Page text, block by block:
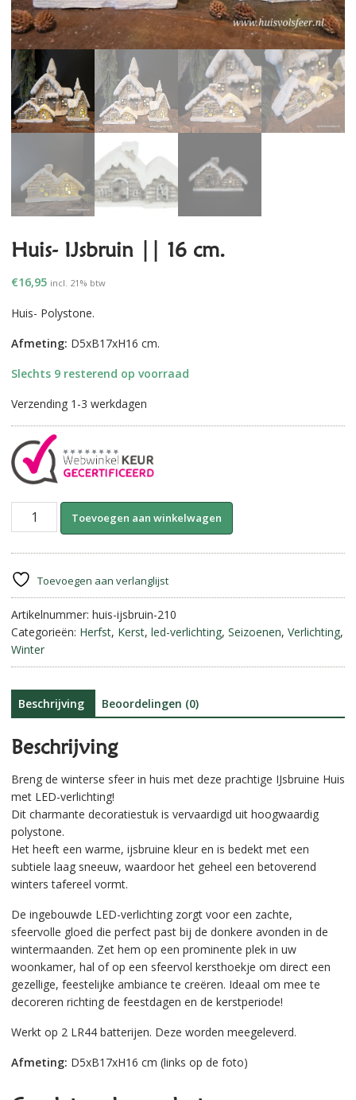
Huis- IJsbruin || 16 cm.
€16,95 incl. 21% btw
Huis- Polystone.
Afmeting: D5xB17xH16 cm.
Slechts 9 resterend op voorraad
Verzending 1-3 werkdagen
Huis-
IJsbruin
cm.
aantal
Toevoegen aan winkelwagen
n
t
v
Toevoegen aan verlanglijst
Artikelnummer: huis-ijsbruin-210
Categorieën: Herfst, Kerst, led-verlichting, Seizoenen, Verlichting,
Winter
Beschrijving Beoordelingen (0)
Beschrijving
Breng de winterse sfeer in huis met deze prachtige IJsbruine Huis
met LED-verlichting!
Dit charmante decoratiestuk is vervaardigd uit hoogwaardig
polystone.
Het heeft een warme, ijsbruine kleur en is bedekt met een
subtiele laag sneeuw, waardoor het geheel een betoverend
winters tafereel vormt.
De ingebouwde LED-verlichting zorgt voor een zachte,
sfeervolle gloed die perfect past bij de donkere avonden in de
wintermaanden. Zet hem op een prominente plek in uw
woonkamer, hal of op een sfeervol kersthoekje om direct een
gezellige, feestelijke ambiance te creëren. Ideaal om mee te
decoreren richting de feestdagen en de kerstperiode!
Werkt op 2 LR44 batterijen. Deze worden meegeleverd.
Afmeting: D5xB17xH16 cm (links op de foto)